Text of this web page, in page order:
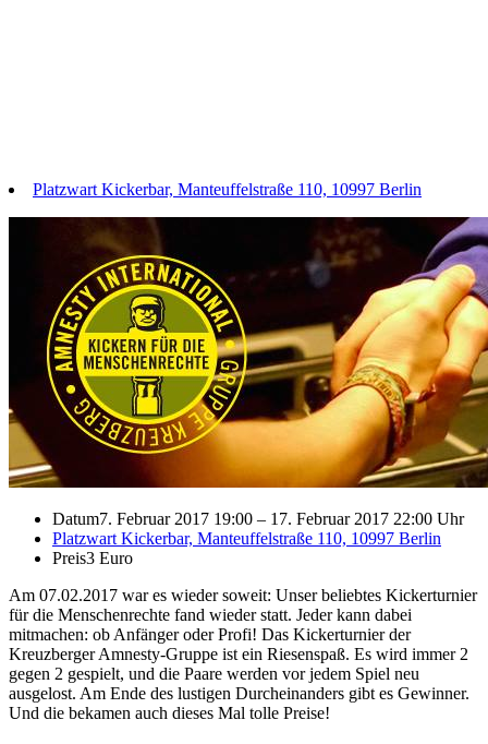
Platzwart Kickerbar, Manteuffelstraße 110, 10997 Berlin
Datum7. Februar 2017 19:00 – 17. Februar 2017 22:00 Uhr
Platzwart Kickerbar, Manteuffelstraße 110, 10997 Berlin
Preis3 Euro
Am 07.02.2017 war es wieder soweit: Unser beliebtes Kickerturnier
für die Menschenrechte fand wieder statt. Jeder kann dabei
mitmachen: ob Anfänger oder Profi! Das Kickerturnier der
Kreuzberger Amnesty-Gruppe ist ein Riesenspaß. Es wird immer 2
gegen 2 gespielt, und die Paare werden vor jedem Spiel neu
ausgelost. Am Ende des lustigen Durcheinanders gibt es Gewinner.
Und die bekamen auch dieses Mal tolle Preise!